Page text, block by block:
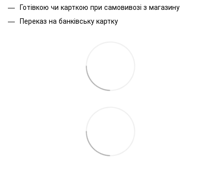
Готівкою чи карткою при самовивозі з магазину
Переказ на банківську картку